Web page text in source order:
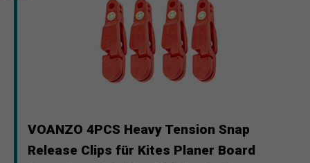
VOANZO 4PCS Heavy Tension Snap
Release Clips für Kites Planer Board